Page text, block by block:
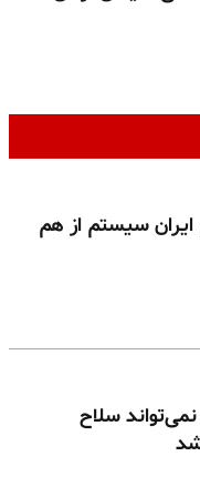
سیستم از هم
سلاح